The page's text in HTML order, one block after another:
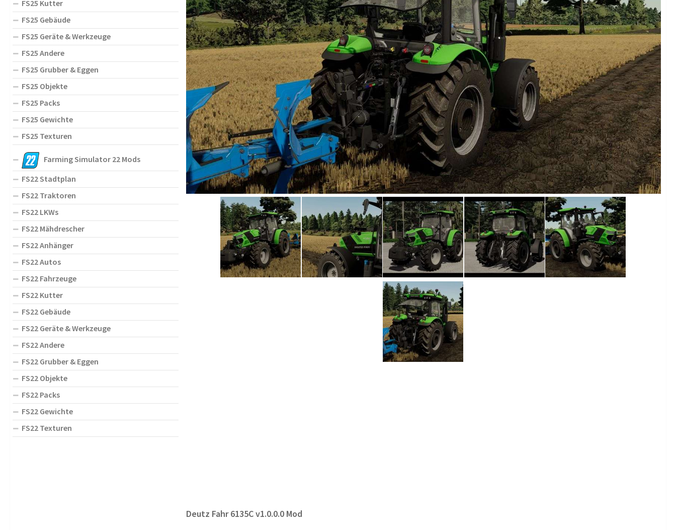
Deutz Fahr 6135C v1.0.0.0 Mod
FS25 Kutter
FS25 Gebäude
FS25 Geräte & Werkzeuge
FS25 Andere
FS25 Grubber & Eggen
FS25 Objekte
FS25 Packs
FS25 Gewichte
FS25 Texturen
Farming Simulator 22 Mods
FS22 Stadtplan
FS22 Traktoren
FS22 LKWs
FS22 Mähdrescher
FS22 Anhänger
FS22 Autos
FS22 Fahrzeuge
FS22 Kutter
FS22 Gebäude
FS22 Geräte & Werkzeuge
FS22 Andere
FS22 Grubber & Eggen
FS22 Objekte
FS22 Packs
FS22 Gewichte
FS22 Texturen